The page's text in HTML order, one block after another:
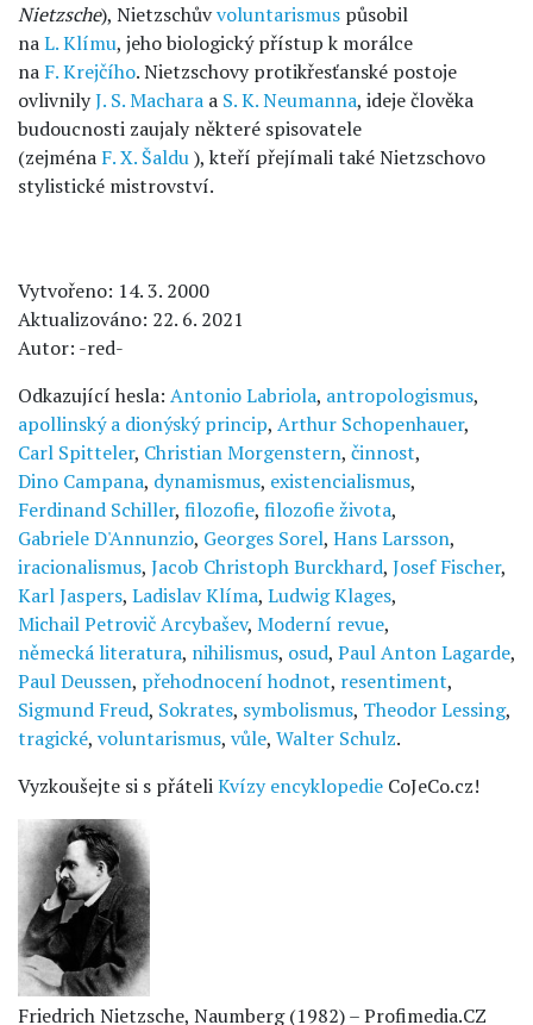
Nietzsche), Nietzschůvvoluntarismus působil
naL. Klímu, jeho biologický přístup k morálce
na F. Krejčího. Nietzschovy protikřesťanské postoje
ovlivnilyJ. S. Machara a S. K. Neumanna, ideje člověka
budoucnosti zaujaly některé spisovatele
(zejména F. X. Šaldu), kteří přejímali také Nietzschovo
stylistické mistrovství.
Vytvořeno: 14. 3. 2000
Aktualizováno: 22. 6. 2021
Autor: -red-
Odkazující hesla: Antonio Labriola, antropologismus,
apollinský a dionýský princip, Arthur Schopenhauer,
Carl Spitteler, Christian Morgenstern, činnost,
Dino Campana, dynamismus, existencialismus,
Ferdinand Schiller, filozofie, filozofie života,
Gabriele D'Annunzio, Georges Sorel, Hans Larsson,
iracionalismus, Jacob Christoph Burckhard, Josef Fischer,
Karl Jaspers, Ladislav Klíma, Ludwig Klages,
Michail Petrovič Arcybašev, Moderní revue,
německá literatura, nihilismus, osud, Paul Anton Lagarde,
Paul Deussen, přehodnocení hodnot, resentiment,
Sigmund Freud, Sokrates, symbolismus, Theodor Lessing,
tragické, voluntarismus, vůle, Walter Schulz.
Vyzkoušejte si s přáteliKvízy encyklopedie CoJeCo.cz!
Friedrich Nietzsche, Naumberg (1982) – Profimedia.CZ